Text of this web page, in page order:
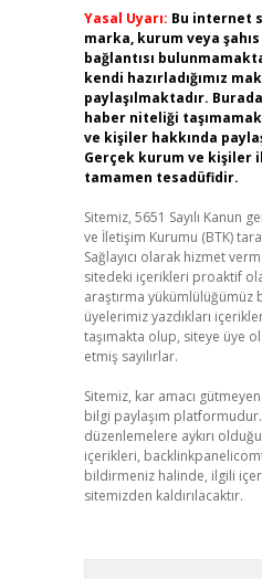
Yasal Uyarı: Bu internet
marka, kurum veya
bağlantısı
kendi hazırladığımız
paylaşılmaktadır.
haber niteliği
ve kişiler hakkında
Gerçek kurum ve kişiler
tamamen tesadüfidir.
Sitemiz, 5651 Sayılı Kanun
ve İletişim Kurumu (BTK)
Sağlayıcı olarak hizmet
sitedeki içerikleri proaktif
araştırma yükümlülüğümüz
üyelerimiz yazdıkları
taşımakta olup, siteye üye
etmiş sayılırlar.
Sitemiz, kar amacı
bilgi paylaşım
düzenlemelere aykırı
içerikleri,
bildirmeniz halinde, ilgili
sitemizden kaldırılacaktır.